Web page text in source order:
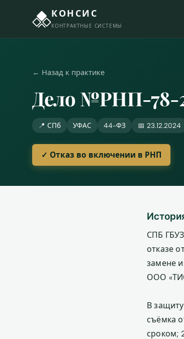
КОНСИС
КОНТРАКТНЫЕ СИСТЕМЫ
← Назад к практике
Дело №РНП-78-
📍 СПб УФАС 44-ФЗ 📅 23.12.2024
✓ Отказ во включении в РНП
СПБ
отказе
замене
ООО
В
съёмка
сроком;